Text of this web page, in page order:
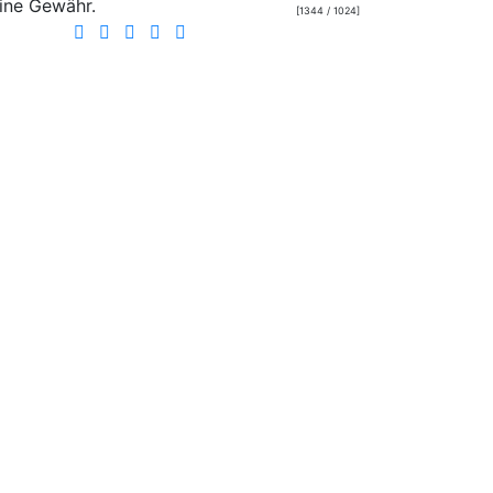
Gewähr. [1344 / 1024]